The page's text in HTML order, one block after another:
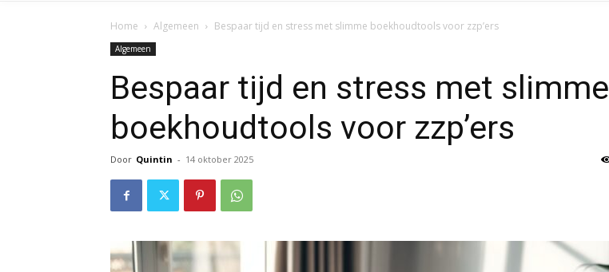
Home Algemeen Bespaar tijd en stress met slimme boekhoudtools voor zzp’ers
Algemeen
Bespaar tijd en stress met slimme
boekhoudtools voor zzp’ers
Door Quintin - 14 oktober 2025